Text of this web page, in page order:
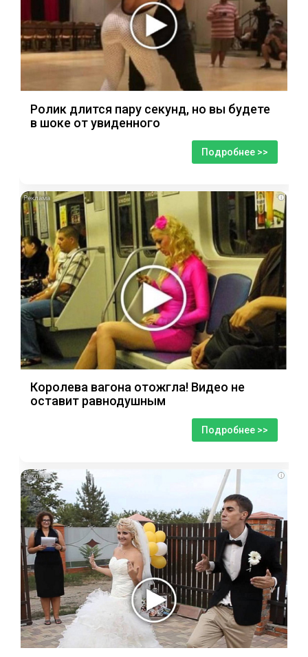
Ролик длится пару секунд, но вы будете
в шоке от увиденного
Подробнее >>
i
Королева вагона отожгла! Видео не
оставит равнодушным
Подробнее >>
i